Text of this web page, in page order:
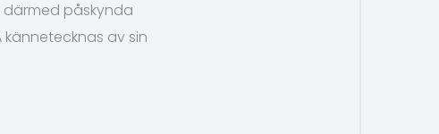
därmed påskynda
av sin